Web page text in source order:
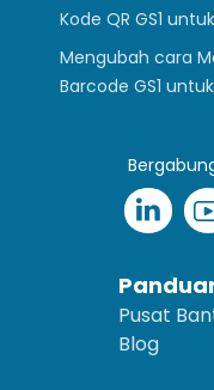
Kode QR GS1
Mengubah cara
Barcode GS1
Pusat
Blog